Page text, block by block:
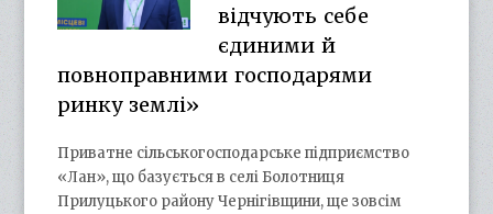
відчують себе
єдиними й
повноправними господарями
ринку землі»
Приватне сільськогосподарське підприємство
«Лан», що базується в селі Болотниця
Прилуцького району Чернігівщини, ще зовсім